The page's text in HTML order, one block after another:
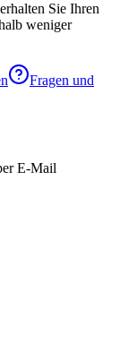
Sie Ihren
weniger
Fragen und
E-Mail